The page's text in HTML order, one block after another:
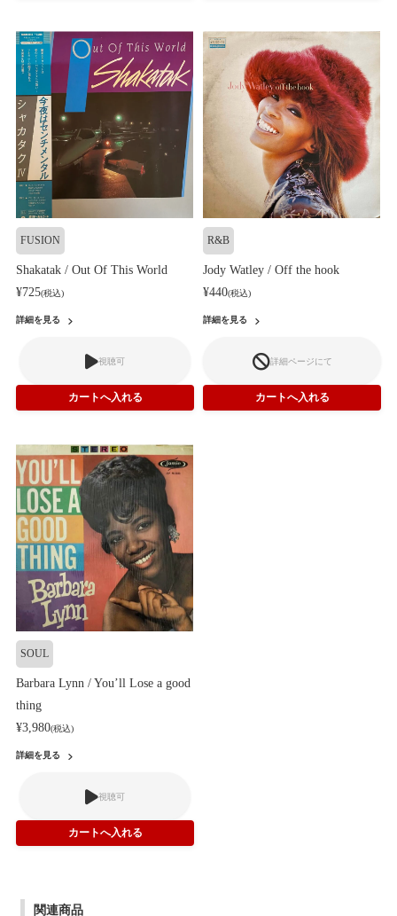
FUSION
Shakatak / Out Of This World
¥725(税込)
詳細を見る
視聴可
R&B
Jody Watley / Off the hook
¥440(税込)
詳細を見る
詳細ページにて
SOUL
Barbara Lynn / You’ll Lose a good
thing
¥3,980(税込)
詳細を見る
視聴可
関連商品